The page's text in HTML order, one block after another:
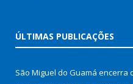
ÚLTIMAS PUBLICAÇÕES
São Miguel do Guamá encerra